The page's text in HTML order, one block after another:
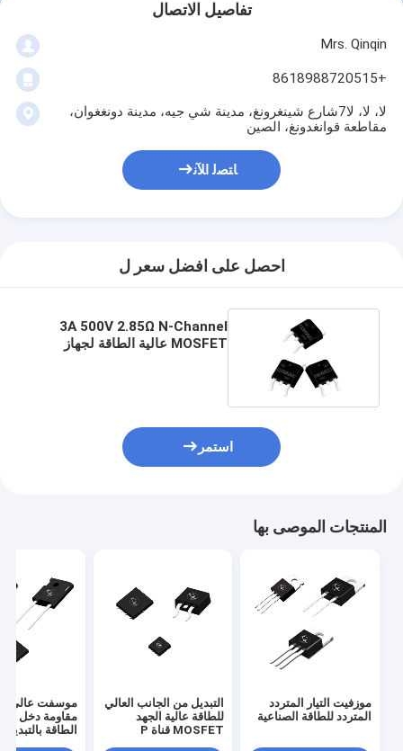
تفاصيل الاتصال
Mrs. Qinqin
+8618988720515
لا، لا، لا7شارع شينغرونغ، مدينة شي جيه، مدينة دونغغوان،
مقاطعة قوانغدونغ، الصين
ﺎﺘﺼﻟ ﺍﻶﻧ
احصل على افضل سعر ل
3A 500V 2.85Ω N-Channel
MOSFET عالية الطاقة لجهاز
استمر
المنتجات الموصى بها
موزفيت التيار المتردد
المتردد للطاقة الصناعية
التبديل من الجانب العالي
للطاقة عالية الجهد
MOSFET قناة P
موسفت عالي
مقاومة دخل
الطاقة بالتبديل